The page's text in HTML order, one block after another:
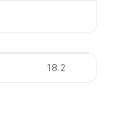
18.2